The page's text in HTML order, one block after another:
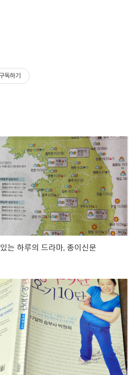
독하기
는 하루의 드라마, 종이신문